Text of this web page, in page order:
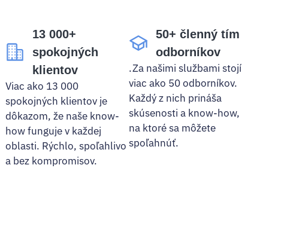
13 000+
spokojných
klientov
Viac ako 13 000
spokojných klientov je
dôkazom, že naše know-
how funguje v každej
oblasti. Rýchlo, spoľahlivo
a bez kompromisov.
50+ členný tím
odborníkov
.Za našimi službami stojí
viac ako 50 odborníkov.
Každý z nich prináša
skúsenosti a know-how,
na ktoré sa môžete
spoľahnúť.